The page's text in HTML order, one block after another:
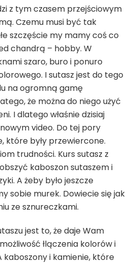
z tym czasem przejściowym
Czemu musi być tak
szczęście my mamy coś co
chandrą – hobby. W
szaro, buro i ponuro
I sutasz jest do tego
na ogromną gamę
że można do niego użyć
I dlatego właśnie dzisiaj
video. Do tej pory
które były przewiercone.
trudności. Kurs sutasz z
kaboszon sutaszem i
A żeby było jeszcze
sobie murek. Dowiecie się jak
ze sznureczkami.
jest to, że daje Wam
łlączenia kolorów i
kaboszony i kamienie, które